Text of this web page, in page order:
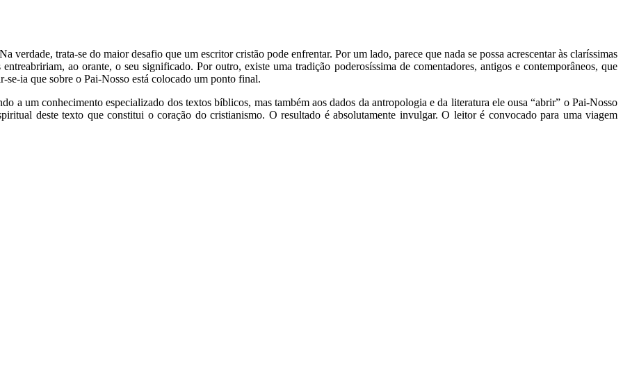
verdade, trata-se do maior desafio que um escritor cristão pode enfrentar. Por um lado, parece que nada se possa acrescentar às claríssimas
ao orante, o seu significado. Por outro, existe uma tradição poderosíssima de comentadores, antigos e contemporâneos, que
se-ia que sobre o Pai-Nosso está colocado um ponto final.
a um conhecimento especializado dos textos bíblicos, mas também aos dados da antropologia e da literatura ele ousa “abrir” o Pai-Nosso
deste texto que constitui o coração do cristianismo. O resultado é absolutamente invulgar. O leitor é convocado para uma viagem